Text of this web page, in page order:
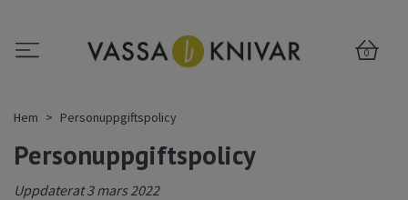
0
Hem Personuppgiftspolicy
Personuppgiftspolicy
Uppdaterat 3 mars 2022